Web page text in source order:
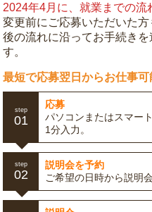
2024年4月に、就業までの流
変更前にご応募いただいた
後の流れに沿ってお手続き
す。
最短で応募翌日からお仕事可
step
01
応募
パソコンまたはスマー
1分入力。
step
02
説明会を予約
ご希望の日時から説明